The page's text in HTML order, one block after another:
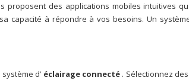
des applications mobiles intuitives
capacité à répondre à vos besoins. Un
d’ éclairage connecté . Sélectionnez